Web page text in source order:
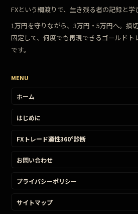
FXという綱渡りで、生き残る者の記録と学
1万円を守りながら、3万円・5万円へ。損
固定して、何度でも再現できるゴールド
です。
MENU
ホーム
はじめに
FXトレード適性360°診断
お問い合わせ
プライバシーポリシー
サイトマップ